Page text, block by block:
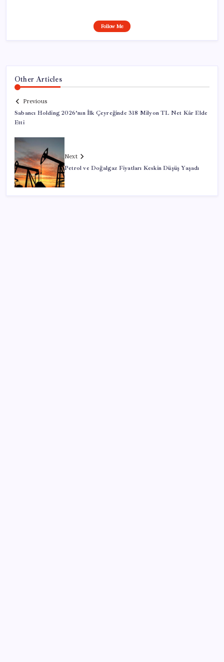
Follow Me
Other Articles
Previous
Sabancı Holding 2026’nın İlk Çeyreğinde 318 Milyon TL Net Kâr Elde
Etti
Next
Petrol ve Doğalgaz Fiyatları Keskin Düşüş Yaşadı